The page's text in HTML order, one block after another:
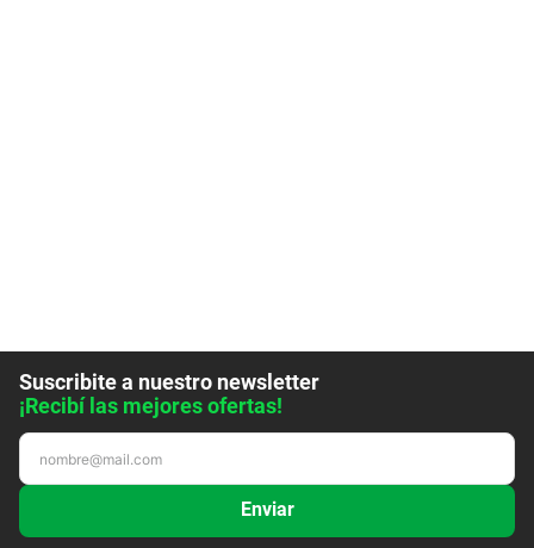
Suscribite a nuestro newsletter
¡Recibí las mejores ofertas!
Enviar